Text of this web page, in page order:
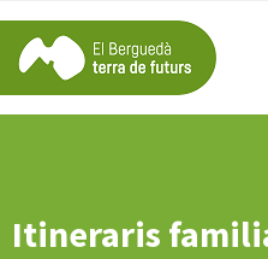
Itineraris